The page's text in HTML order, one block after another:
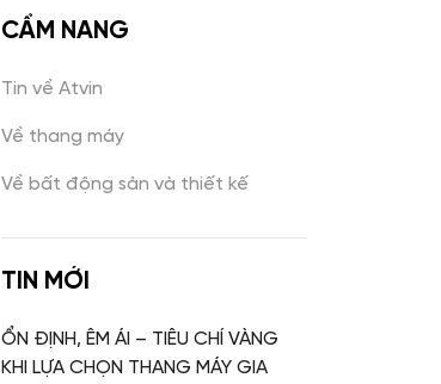
CẨM NANG
Tin về Atvin
Về thang máy
Về bất động sản và thiết kế
TIN MỚI
ỔN ĐỊNH, ÊM ÁI – TIÊU CHÍ VÀNG
KHI LỰA CHỌN THANG MÁY GIA